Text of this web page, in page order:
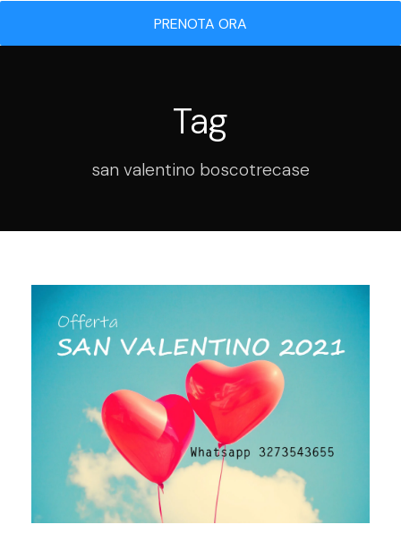
PRENOTA ORA
Tag
san valentino boscotrecase